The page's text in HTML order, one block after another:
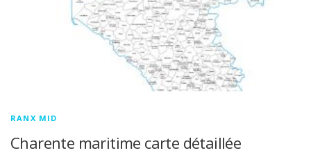
RANX MID
Charente maritime carte détaillée